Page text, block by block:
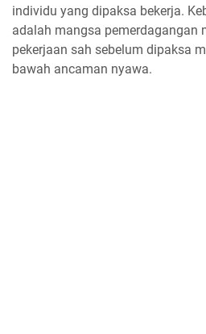
individu yang dipaksa bekerja.
adalah mangsa pemerdagangan
pekerjaan sah sebelum dipaksa
bawah ancaman nyawa.